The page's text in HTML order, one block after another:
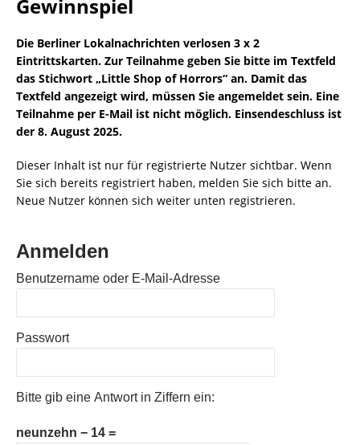
Gewinnspiel
Die Berliner Lokalnachrichten verlosen 3 x 2
Eintrittskarten. Zur Teilnahme geben Sie bitte im Textfeld
das Stichwort „Little Shop of Horrors“ an. Damit das
Textfeld angezeigt wird, müssen Sie angemeldet sein. Eine
Teilnahme per E-Mail ist nicht möglich. Einsendeschluss ist
der 8. August 2025.
Dieser Inhalt ist nur für registrierte Nutzer sichtbar. Wenn
Sie sich bereits registriert haben, melden Sie sich bitte an.
Neue Nutzer können sich weiter unten registrieren.
Anmelden
Benutzername oder E-Mail-Adresse
Passwort
Bitte gib eine Antwort in Ziffern ein:
neunzehn − 14 =